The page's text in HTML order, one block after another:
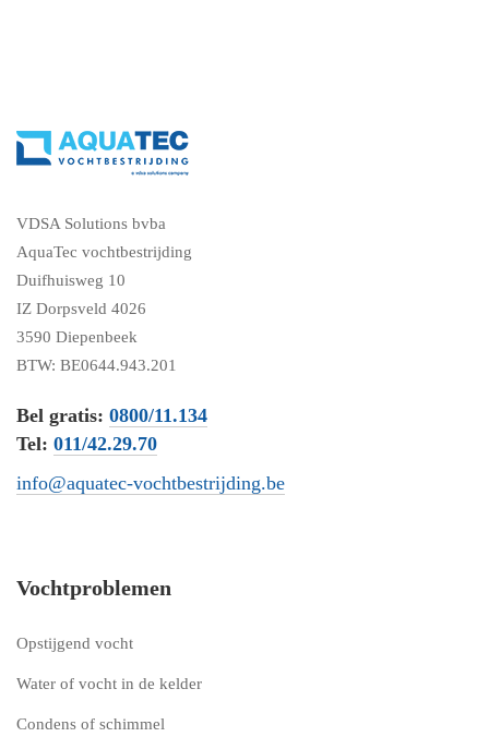
VDSA Solutions bvba
AquaTec vochtbestrijding
Duifhuisweg 10
IZ Dorpsveld 4026
3590 Diepenbeek
BTW: BE0644.943.201
Bel gratis: 0800/11.134
Tel: 011/42.29.70
info@aquatec-vochtbestrijding.be
Vochtproblemen
Opstijgend vocht
Water of vocht in de kelder
Condens of schimmel